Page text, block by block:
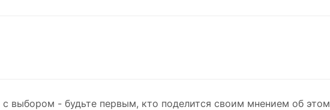
выбором - будьте первым, кто поделится своим мнением об этом